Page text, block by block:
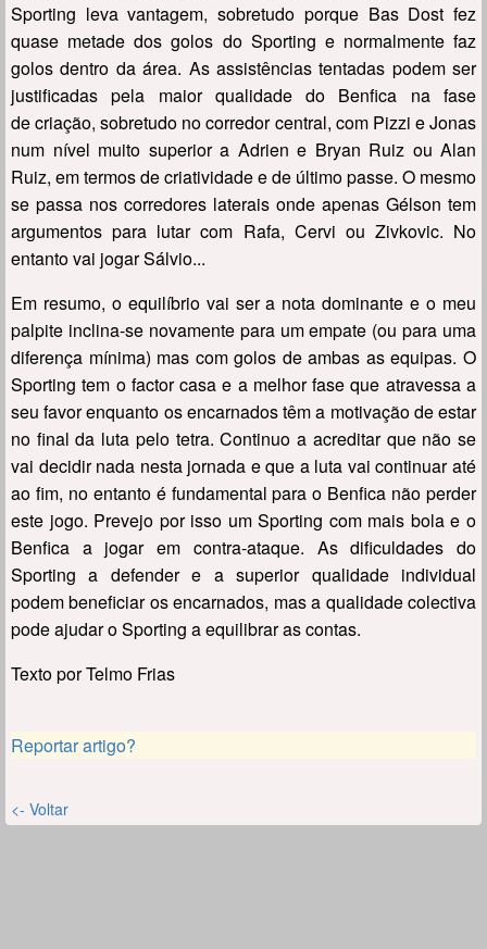
Sporting leva vantagem, sobretudo porque Bas Dost fez
quase metade dos golos do Sporting e normalmente faz
golos dentro da área. As assistências tentadas podem ser
justificadas pela maior qualidade do Benfica na fase
de criação, sobretudo no corredor central, com Pizzi e Jonas
num nível muito superior a Adrien e Bryan Ruiz ou Alan
Ruiz, em termos de criatividade e de último passe. O mesmo
se passa nos corredores laterais onde apenas Gélson tem
argumentos para lutar com Rafa, Cervi ou Zivkovic. No
entanto vai jogar Sálvio...
Em resumo, o equilíbrio vai ser a nota dominante e o meu
palpite inclina-se novamente para um empate (ou para uma
diferença mínima) mas com golos de ambas as equipas. O
Sporting tem o factor casa e a melhor fase que atravessa a
seu favor enquanto os encarnados têm a motivação de estar
no final da luta pelo tetra. Continuo a acreditar que não se
vai decidir nada nesta jornada e que a luta vai continuar até
ao fim, no entanto é fundamental para o Benfica não perder
este jogo. Prevejo por isso um Sporting com mais bola e o
Benfica a jogar em contra-ataque. As dificuldades do
Sporting a defender e a superior qualidade individual
podem beneficiar os encarnados, mas a qualidade colectiva
pode ajudar o Sporting a equilibrar as contas.
Texto por Telmo Frias
Reportar artigo?
<- Voltar